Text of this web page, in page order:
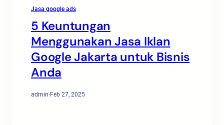
Jasa google ads
5 Keuntungan
Menggunakan Jasa Iklan
Google Jakarta untuk Bisnis
Anda
admin·Feb 27, 2025